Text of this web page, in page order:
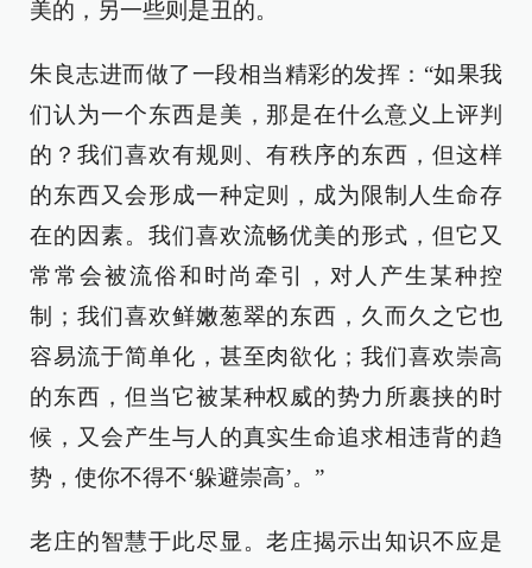
美的，另一些则是丑的。
朱良志进而做了一段相当精彩的发挥：“如果我
们认为一个东西是美，那是在什么意义上评判
的？我们喜欢有规则、有秩序的东西，但这样
的东西又会形成一种定则，成为限制人生命存
在的因素。我们喜欢流畅优美的形式，但它又
常常会被流俗和时尚牵引，对人产生某种控
制；我们喜欢鲜嫩葱翠的东西，久而久之它也
容易流于简单化，甚至肉欲化；我们喜欢崇高
的东西，但当它被某种权威的势力所裹挟的时
候，又会产生与人的真实生命追求相违背的趋
势，使你不得不‘躲避崇高’。”
老庄的智慧于此尽显。老庄揭示出知识不应是